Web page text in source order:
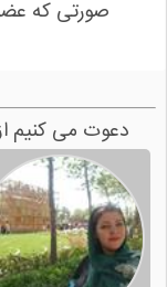
صورتی که
دعوت می کنیم